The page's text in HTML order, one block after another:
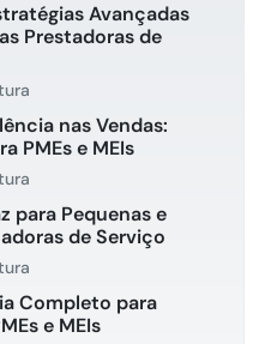
Avançadas
Prestadoras de
nas Vendas:
PMEs e MEIs
para Pequenas e
de Serviço
Completo para
e MEIs